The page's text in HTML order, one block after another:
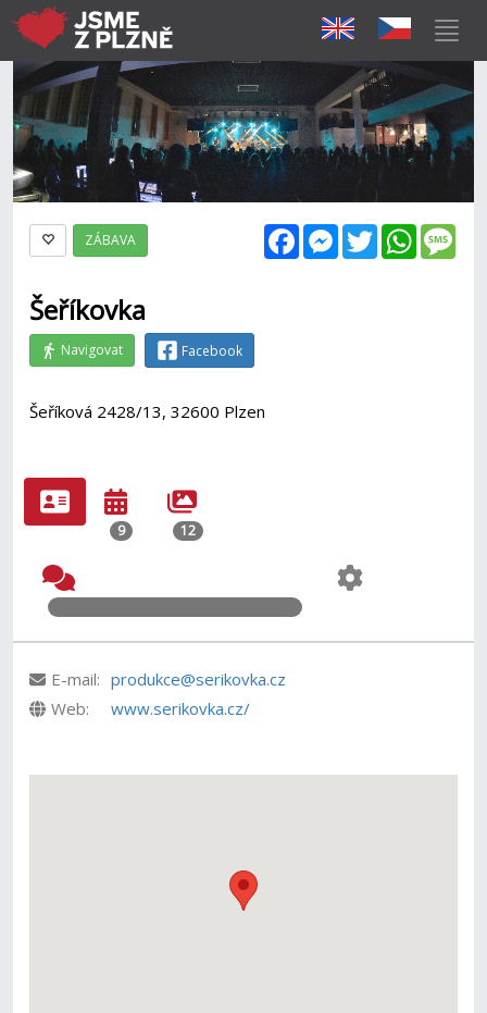
FacebookMessenger
Twitter
ZÁBAVA
Šeříkovka
Navigovat Facebook
Šeříková 2428/13, 32600 Plzen
9 12
E-mail: produkce@serikovka.cz
Web:
www.serikovka.cz/